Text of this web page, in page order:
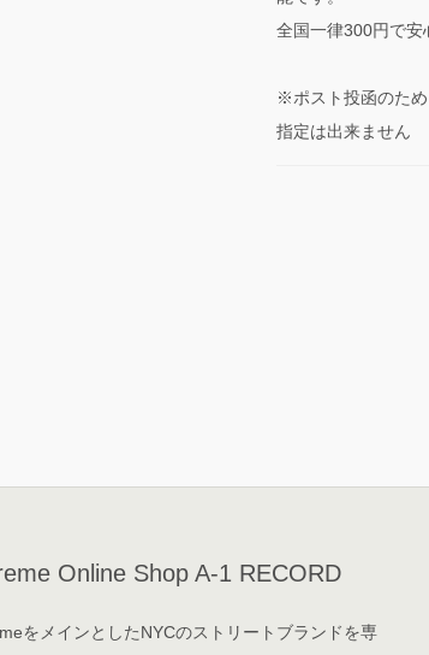
全国一律300円で安
※ポスト投函のた
指定は出来ません
Online Shop A-1 RECORD
をメインとしたNYCのストリートブランドを専